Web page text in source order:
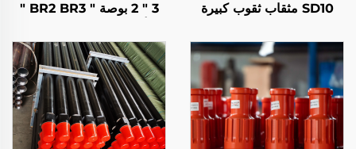
SD10 مثقاب ثقوب كبيرة
المطرقة لحفر آبار المياه
وتأسيس الأساسات
2 " 3 بوصة " BR2 BR3 "
مطرقة